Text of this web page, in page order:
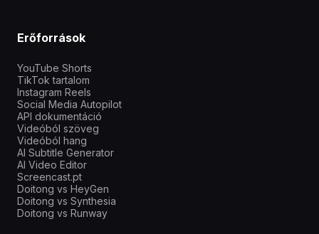
Erőforrások
YouTube Shorts
TikTok tartalom
Instagram Reels
Social Media Autopilot
API dokumentáció
Videóból szöveg
Videóból hang
AI Subtitle Generator
AI Video Editor
Screencast.pt
Doitong vs HeyGen
Doitong vs Synthesia
Doitong vs Runway